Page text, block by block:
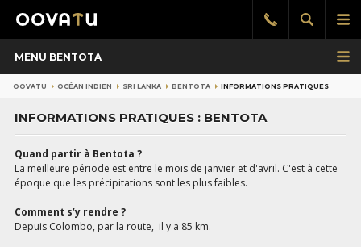
le
Afficher
la
Rappel
gratuit
MENU BENTOTA
OOVATU OCÉAN INDIEN SRI LANKA BENTOTA INFORMATIONS PRATIQUES
INFORMATIONS PRATIQUES : BENTOTA
Quand partir à Bentota ?
La meilleure période est entre le mois de janvier et d'avril. C'est à cette
époque que les précipitations sont les plus faibles.
Comment s’y rendre ?
Depuis Colombo, par la route, il y a 85 km.